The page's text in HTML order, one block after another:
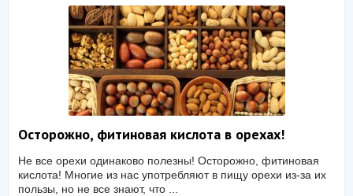
Осторожно, фитиновая кислота в орехах!
Не все орехи одинаково полезны! Осторожно, фитиновая
кислота! Многие из нас употребляют в пищу орехи из-за их
пользы, но не все знают, что ...